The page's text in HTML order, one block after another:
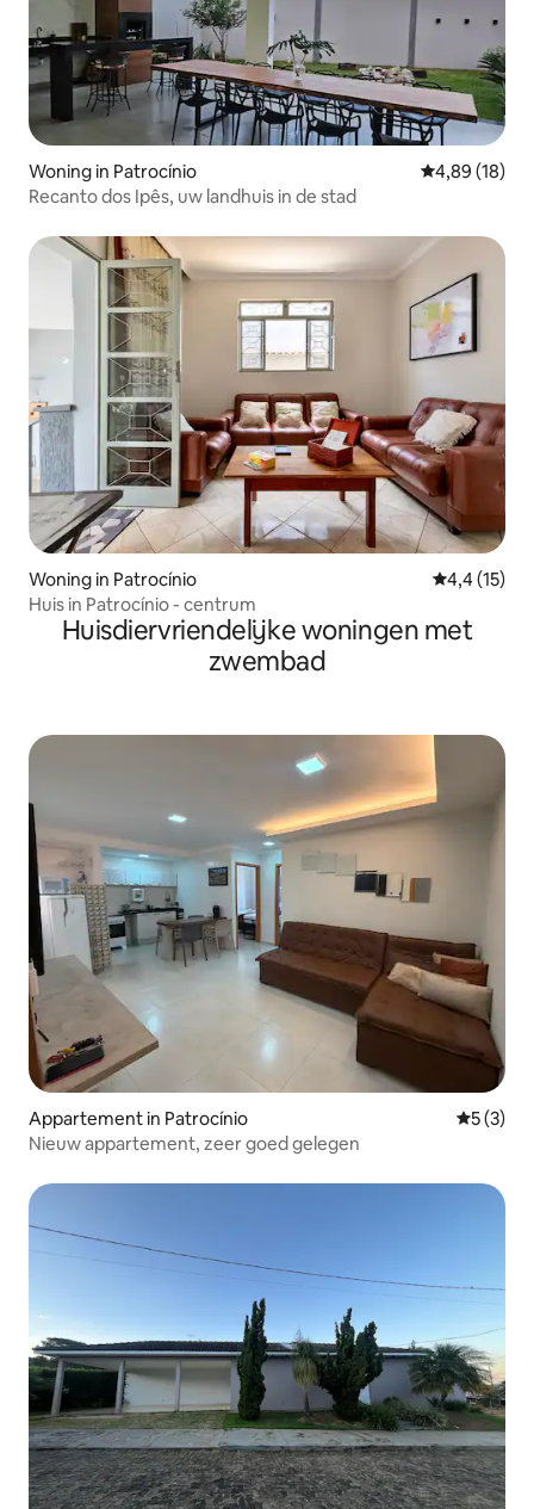
Woning in Patrocínio Gemiddelde
4,89 (18)
Recanto dos Ipês, uw landhuis in de stad
Woning in Patrocínio
4,4 (15)
Huis in Patrocínio - centrum
Huisdiervriendelijke woningen met
zwembad
Appartement in Patrocínio
5 (3)
Nieuw appartement, zeer goed gelegen